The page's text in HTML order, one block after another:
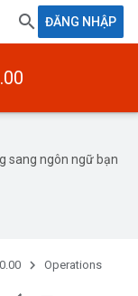
ĐĂNG NHẬP
sang ngôn ngữ bạn
Operations